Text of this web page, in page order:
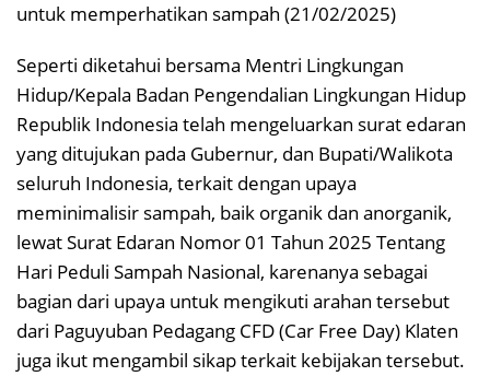
untuk memperhatikan sampah (21/02/2025)
Seperti diketahui bersama Mentri Lingkungan
Hidup/Kepala Badan Pengendalian Lingkungan Hidup
Republik Indonesia telah mengeluarkan surat edaran
yang ditujukan pada Gubernur, dan Bupati/Walikota
seluruh Indonesia, terkait dengan upaya
meminimalisir sampah, baik organik dan anorganik,
lewat Surat Edaran Nomor 01 Tahun 2025 Tentang
Hari Peduli Sampah Nasional, karenanya sebagai
bagian dari upaya untuk mengikuti arahan tersebut
dari Paguyuban Pedagang CFD (Car Free Day) Klaten
juga ikut mengambil sikap terkait kebijakan tersebut.